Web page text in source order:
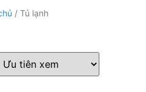
/ Tủ lạnh